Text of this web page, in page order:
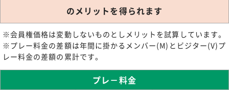
のメリットを得られます
※会員権価格は変動しないものとしメリットを試算しています。
※プレー料金の差額は年間に掛かるメンバー(M)とビジター(V)プ
レー料金の差額の累計です。
プレ－料金